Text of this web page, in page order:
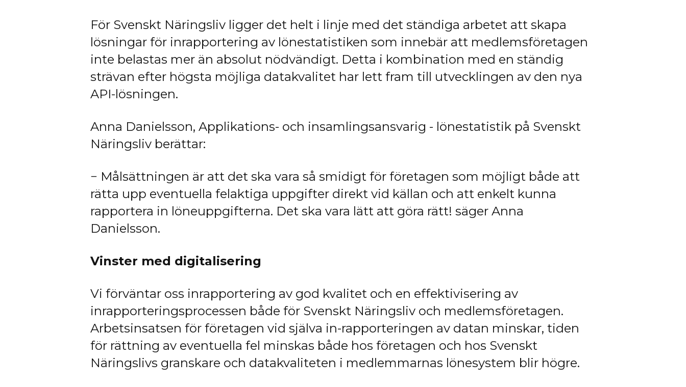
För Svenskt Näringsliv ligger det helt i linje med det ständiga arbetet att skapa
lösningar för inrapportering av lönestatistiken som innebär att medlemsföretagen
inte belastas mer än absolut nödvändigt. Detta i kombination med en ständig
strävan efter högsta möjliga datakvalitet har lett fram till utvecklingen av den nya
API-lösningen.
Anna Danielsson, Applikations- och insamlingsansvarig - lönestatistik på Svenskt
Näringsliv berättar:
− Målsättningen är att det ska vara så smidigt för företagen som möjligt både att
rätta upp eventuella felaktiga uppgifter direkt vid källan och att enkelt kunna
rapportera in löneuppgifterna. Det ska vara lätt att göra rätt! säger Anna
Danielsson.
Vinster med digitalisering
Vi förväntar oss inrapportering av god kvalitet och en effektivisering av
inrapporteringsprocessen både för Svenskt Näringsliv och medlemsföretagen.
Arbetsinsatsen för företagen vid själva in-rapporteringen av datan minskar, tiden
för rättning av eventuella fel minskas både hos företagen och hos Svenskt
Näringslivs granskare och datakvaliteten i medlemmarnas lönesystem blir högre.